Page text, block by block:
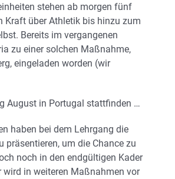
stehen ab morgen fünf
Kraft über Athletik bis hinzu zum
Bereits im vergangenen
zu einer solchen Maßnahme,
eingeladen worden (wir
August in Portugal stattfinden …
haben bei dem Lehrgang die
präsentieren, um die Chance zu
noch in den endgültigen Kader
wird in weiteren Maßnahmen vor